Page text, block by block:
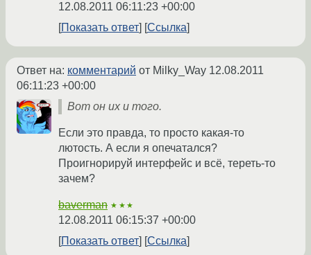
12.08.2011 06:11:23 +00:00
Показать ответ
Ссылка
Ответ на: комментарий от Milky_Way 12.08.2011
06:11:23 +00:00
Вот он их и того.
Если это правда, то просто какая-то
лютость. А если я опечатался?
Проигнорируй интерфейс и всё, тереть-то
зачем?
baverman ★★★
12.08.2011 06:15:37 +00:00
Показать ответ
Ссылка